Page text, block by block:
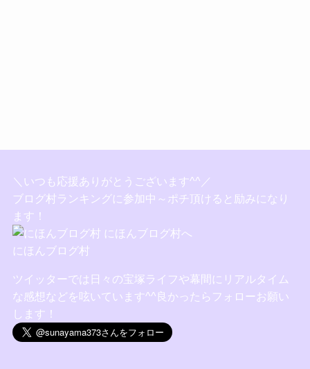
＼いつも応援ありがとうございます^^／
ブログ村ランキングに参加中～ポチ頂けると励みになり
ます！
にほんブログ村
ツイッターでは日々の宝塚ライフや幕間にリアルタイム
な感想などを呟いています^^良かったらフォローお願い
します！